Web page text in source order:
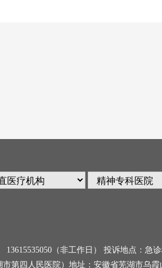
13615535050（非工作日） 投诉地点：急
市第四人民医院）地址：安徽省芜湖市乌